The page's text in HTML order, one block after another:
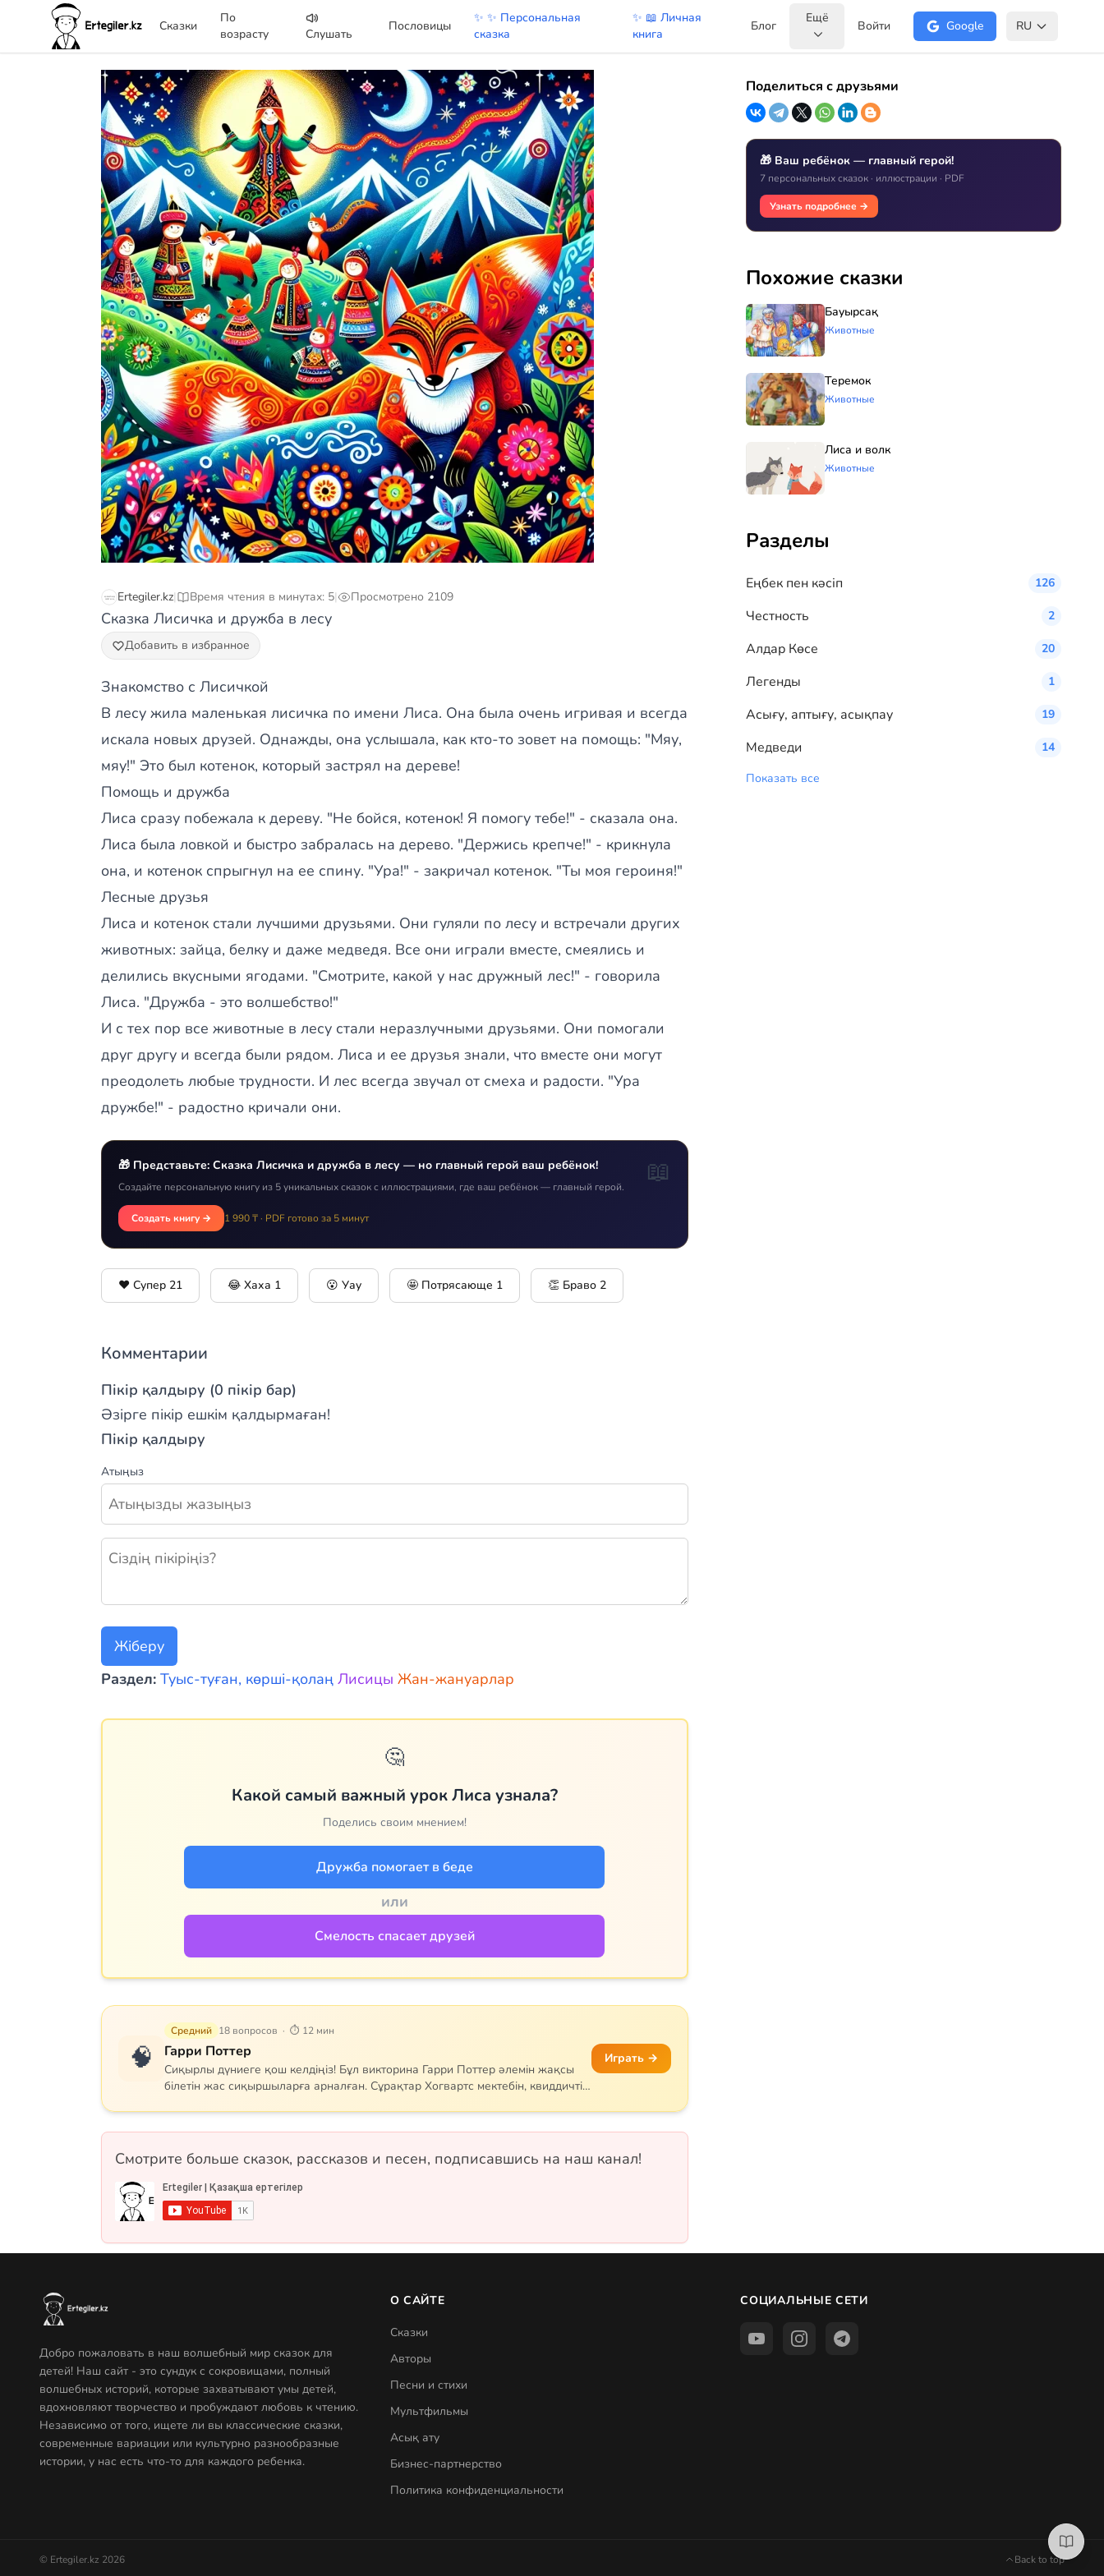
Сказки
По
возрасту
Слушать
Пословицы
✨ ✨ Персональная
сказка
✨ 📖 Личная
книга
Блог
Ещё
Войти Google RU
Ertegiler.kz| Время чтения в минутах: 5| Просмотрено 2109
Сказка Лисичка и дружба в лесу
Добавить в избранное
Знакомство с Лисичкой
В лесу жила маленькая лисичка по имени Лиса. Она была очень игривая и всегда
искала новых друзей. Однажды, она услышала, как кто-то зовет на помощь: "Мяу,
мяу!" Это был котенок, который застрял на дереве!
Помощь и дружба
Лиса сразу побежала к дереву. "Не бойся, котенок! Я помогу тебе!" - сказала она.
Лиса была ловкой и быстро забралась на дерево. "Держись крепче!" - крикнула
она, и котенок спрыгнул на ее спину. "Ура!" - закричал котенок. "Ты моя героиня!"
Лесные друзья
Лиса и котенок стали лучшими друзьями. Они гуляли по лесу и встречали других
животных: зайца, белку и даже медведя. Все они играли вместе, смеялись и
делились вкусными ягодами. "Смотрите, какой у нас дружный лес!" - говорила
Лиса. "Дружба - это волшебство!"
И с тех пор все животные в лесу стали неразлучными друзьями. Они помогали
друг другу и всегда были рядом. Лиса и ее друзья знали, что вместе они могут
преодолеть любые трудности. И лес всегда звучал от смеха и радости. "Ура
дружбе!" - радостно кричали они.
🎁 Представьте: Сказка Лисичка и дружба в лесу — но главный герой ваш ребёнок!
Создайте персональную книгу из 5 уникальных сказок с иллюстрациями, где ваш ребёнок — главный герой.
Создать книгу → 1 990 ₸ · PDF готово за 5 минут
📖
❤️ Супер 21 😂 Хаха 1 😮 Уау 🤩 Потрясающе 1 👏 Браво 2
Комментарии
Пікір қалдыру (0 пікір бар)
Әзірге пікір ешкім қалдырмаған!
Пікір қалдыру
Атыңыз
Жаңа пікір қалдыру
Жіберу
Раздел: Туыс-туған, көрші-қолаң Лисицы Жан-жануарлар
🤔
Какой самый важный урок Лиса узнала?
Поделись своим мнением!
Дружба помогает в беде
или
Смелость спасает друзей
🧠
Средний 18 вопросов · ⏱ 12 мин
Гарри Поттер
Сиқырлы дүниеге қош келдіңіз! Бұл викторина Гарри Поттер әлемін жақсы
білетін жас сиқыршыларға арналған. Сұрақтар Хогвартс мектебін, квиддичті,
жатсаңыз да, білімдеріңізді сынап көріңіз! 18 сұрақ, бір таңдауды және рас/
жалған форматтарында.
Играть →
Смотрите больше сказок, рассказов и песен, подписавшись на наш канал!
Поделиться с друзьями
🎁 Ваш ребёнок — главный герой!
7 персональных сказок · иллюстрации · PDF
Узнать подробнее →
Похожие сказки
Бауырсақ
Животные
Теремок
Животные
Лиса и волк
Животные
Разделы
Eңбек пен кәсіп 126
Честность 2
Алдар Көсе 20
Легенды 1
Асығу, аптығу, асықпау 19
Медведи
14
Показать все
Добро пожаловать в наш волшебный мир сказок для
детей! Наш сайт - это сундук с сокровищами, полный
волшебных историй, которые захватывают умы детей,
вдохновляют творчество и пробуждают любовь к чтению.
Независимо от того, ищете ли вы классические сказки,
современные вариации или культурно разнообразные
истории, у нас есть что-то для каждого ребенка.
О САЙТЕ
Сказки
Авторы
Песни и стихи
Мультфильмы
Асық ату
Бизнес-партнерство
Политика конфиденциальности
СОЦИАЛЬНЫЕ СЕТИ
© Ertegiler.kz 2026 Back to top